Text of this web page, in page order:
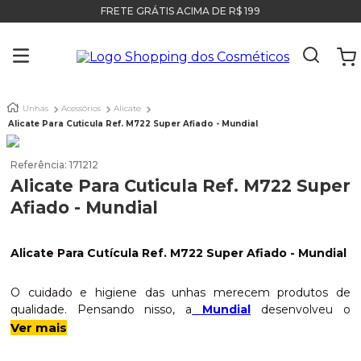
FRETE GRÁTIS ACIMA DE R$ 199
Unhas Acessórios
Alicate
Alicate Para Cuticula Ref. M722 Super Afiado - Mundial
Referência: 171212
Alicate Para Cuticula Ref. M722 Super
Afiado - Mundial
Alicate Para Cutícula Ref. M722 Super Afiado - Mundial
O cuidado e higiene das unhas merecem produtos de
qualidade. Pensando nisso, a
Mundial desenvolveu o
Alicate Para Cutícula Ref. M722 Super Afiado
Ver mais